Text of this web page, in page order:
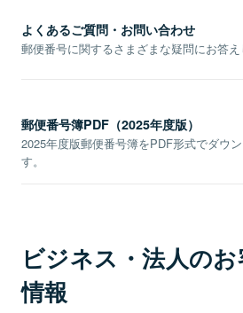
よくあるご質問・お問い合わせ
郵便番号に関するさまざまな疑問にお答え
郵便番号簿PDF（2025年度版）
2025年度版郵便番号簿をPDF形式でダウ
す。
ビジネス・法人の
情報